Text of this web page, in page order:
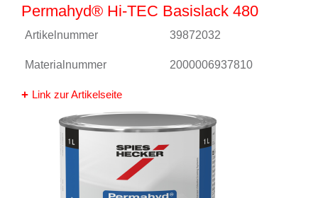
Permahyd® Hi-TEC Basislack 480
Artikelnummer 39872032
Materialnummer 2000006937810
Link zur Artikelseite